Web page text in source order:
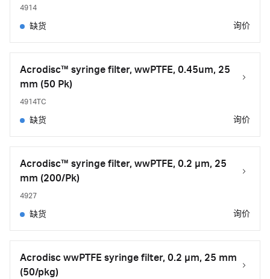
4914
缺货 询价
Acrodisc™ syringe filter, wwPTFE, 0.45um, 25
mm (50 Pk)
4914TC
缺货 询价
Acrodisc™ syringe filter, wwPTFE, 0.2 µm, 25
mm (200/Pk)
4927
缺货 询价
Acrodisc wwPTFE syringe filter, 0.2 µm, 25 mm
(50/pkg)